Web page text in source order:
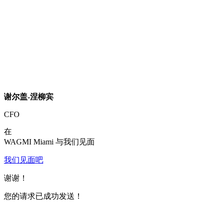
谢尔盖-涅柳宾
CFO
在
WAGMI Miami 与我们见面
我们见面吧
谢谢！
您的请求已成功发送！